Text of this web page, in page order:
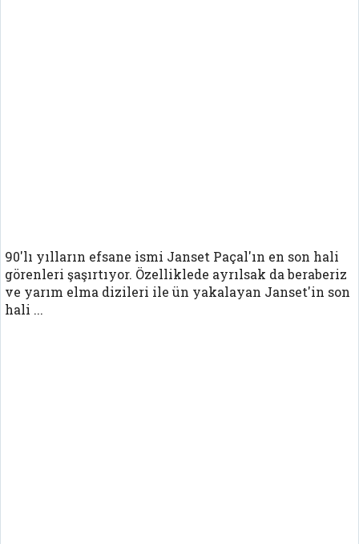
90'lı yılların efsane ismi Janset Paçal'ın en son hali
görenleri şaşırtıyor. Özelliklede ayrılsak da beraberiz
ve yarım elma dizileri ile ün yakalayan Janset'in son
hali ...